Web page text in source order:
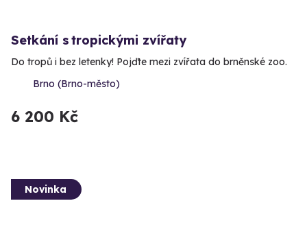
Setkání s tropickými zvířaty
Do tropů i bez letenky! Pojďte mezi zvířata do brněnské zoo.
Brno (Brno-město)
6 200 Kč
Novinka